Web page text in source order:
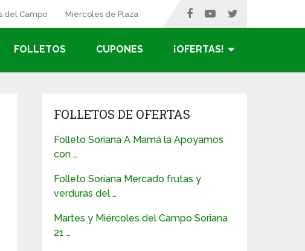
del Campo Miércoles de Plaza
FOLLETOS CUPONES ¡OFERTAS!
FOLLETOS DE OFERTAS
Folleto Soriana A Mamá la Apoyamos
con …
Folleto Soriana Mercado frutas y
verduras del …
Martes y Miércoles del Campo Soriana
21 …